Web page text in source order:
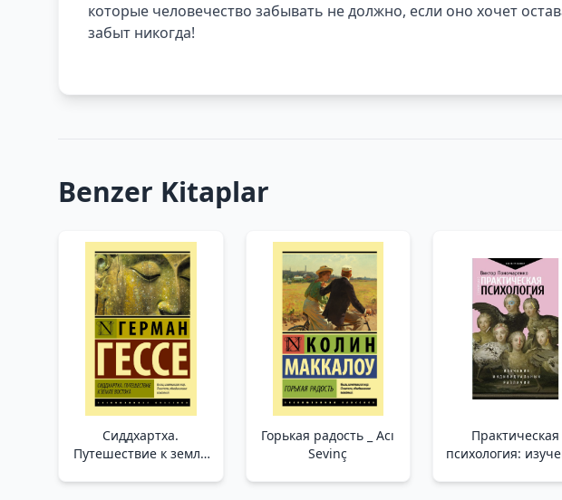
которые человечество забывать не должно, если оно хочет
забыт никогда!
Benzer Kitaplar
Сиддхартха.
Путешествие к земле
Горькая радость _ Acı
Sevinç
Практическая
психология: